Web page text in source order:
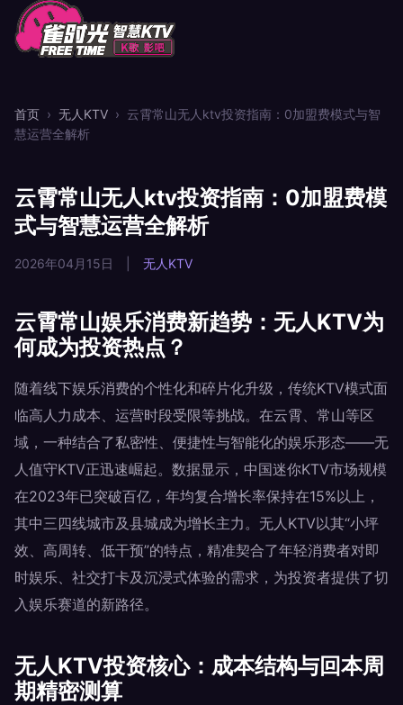
首页 › 无人KTV › 云霄常山无人ktv投资指南：0加盟费模式与智
慧运营全解析
云霄常山无人ktv投资指南：0加盟费模
式与智慧运营全解析
2026年04月15日 无人KTV
云霄常山娱乐消费新趋势：无人KTV为
何成为投资热点？
随着线下娱乐消费的个性化和碎片化升级，传统KTV模式面
临高人力成本、运营时段受限等挑战。在云霄、常山等区
域，一种结合了私密性、便捷性与智能化的娱乐形态——无
人值守KTV正迅速崛起。数据显示，中国迷你KTV市场规模
在2023年已突破百亿，年均复合增长率保持在15%以上，
其中三四线城市及县城成为增长主力。无人KTV以其“小坪
效、高周转、低干预”的特点，精准契合了年轻消费者对即
时娱乐、社交打卡及沉浸式体验的需求，为投资者提供了切
入娱乐赛道的新路径。
无人KTV投资核心：成本结构与回本周
期精密测算